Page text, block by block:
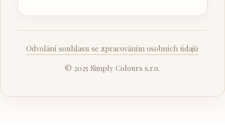
Odvolání souhlasu se zpracováním osobních údajů
© 2025 Simply Colours s.r.o.